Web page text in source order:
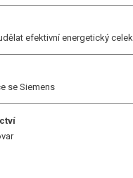
efektivní energetický celek
se Siemens